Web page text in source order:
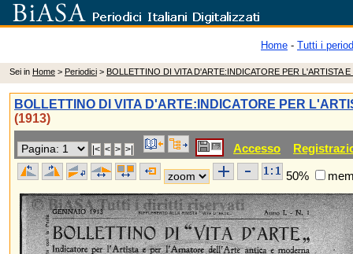
Home - Tutti i
Sei in Home > Periodici > BOLLETTINO DI VITA D'ARTE:INDICATORE PER L'ARTISTA
BOLLETTINO DI VITA D'ARTE:INDICATORE PER
(1913)
Accesso
50%